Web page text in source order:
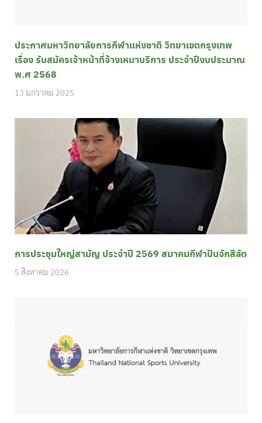
ประกาศมหาวิทยาลัยการกีฬาแห่งชาติ วิทยาเขตกรุงเทพ
เรื่อง รับสมัครเจ้าหน้าที่จ้างเหมาบริการ ประจำปีงบประมาณ
พ.ศ 2568
13 มกราคม 2025
การประชุมใหญ่สามัญ ประจำปี 2569 สมาคมกีฬาปันจักสีลัต
5 สิงหาคม 2026